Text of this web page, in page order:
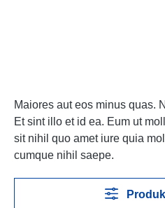
Maiores aut eos minus quas.
Et sint illo et id ea. Eum ut
sit nihil quo amet iure quia
cumque nihil saepe.